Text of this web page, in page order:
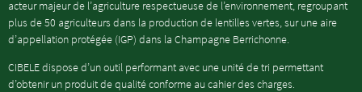
acteur majeur de l’agriculture respectueuse de l’environnement, regroupant
plus de 50 agriculteurs dans la production de lentilles vertes, sur une aire
d’appellation protégée (IGP) dans la Champagne Berrichonne.
CIBELE dispose d’un outil performant avec une unité de tri permettant
d’obtenir un produit de qualité conforme au cahier des charges.